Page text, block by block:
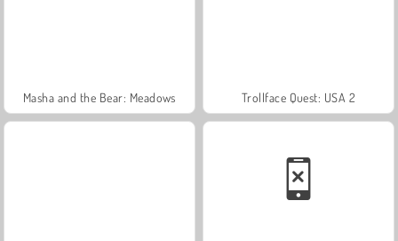
Masha and the Bear: Meadows Trollface Quest: USA 2